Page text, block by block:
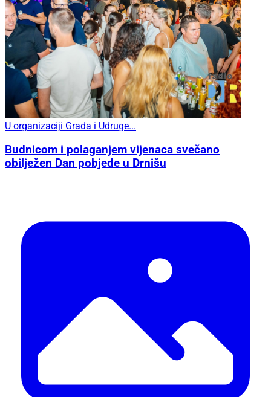
U organizaciji Grada i Udruge...
Budnicom i polaganjem vijenaca svečano
obilježen Dan pobjede u Drnišu